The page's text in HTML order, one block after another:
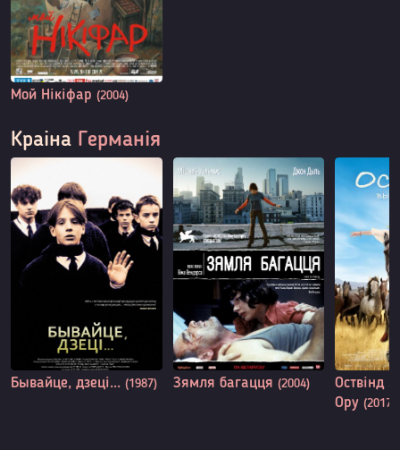
Мой Нікіфар (2004)
Краіна Германія
Бывайце, дзеці... (1987) Зямля багацця (2004)
Оствінд
Ору(2017)